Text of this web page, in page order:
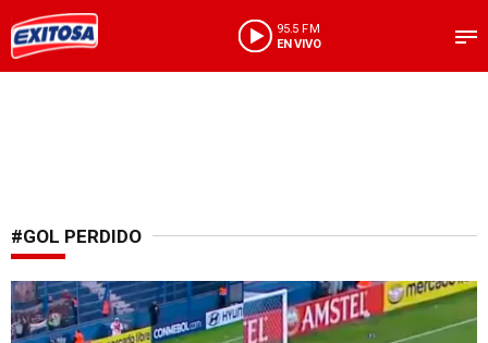
95.5 FM
EN VIVO
#GOL PERDIDO
Pudo hacer historia